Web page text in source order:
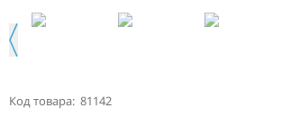
Код товара: 81142